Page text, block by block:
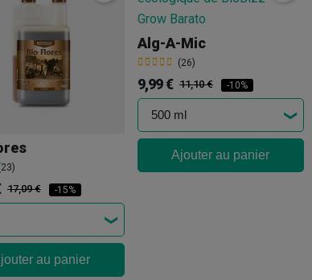
17,09 € -15%
au panier
Alg-A-Mic
(26)
9,99 € 11,10 € -10%
Ajouter au panier